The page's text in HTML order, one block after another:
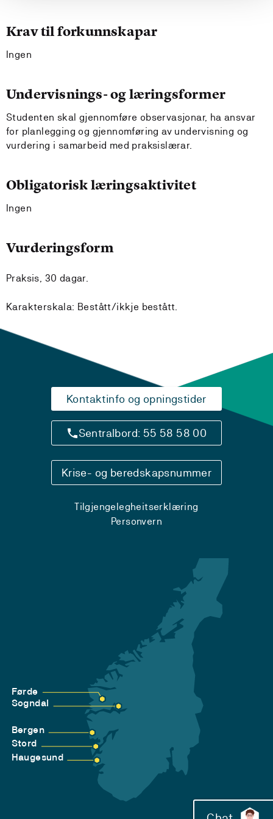
Krav til forkunnskapar
Ingen
Undervisnings- og læringsformer
Studenten skal gjennomføre observasjonar, ha ansvar
for planlegging og gjennomføring av undervisning og
vurdering i samarbeid med praksislærar.
Obligatorisk læringsaktivitet
Ingen
Vurderingsform
Praksis, 30 dagar.
Karakterskala: Bestått/ikkje bestått.
Kontaktinfo og opningstider
Sentralbord: 55 58 58 00
Krise- og beredskapsnummer
Tilgjengelegheitserklæring
Personvern
Førde
Sogndal
Bergen
Stord
Haugesund